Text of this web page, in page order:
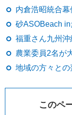
内倉浩昭統合
砂ASOBeach
福重さん九州
農業委員2名が
地域の方々との
このペ